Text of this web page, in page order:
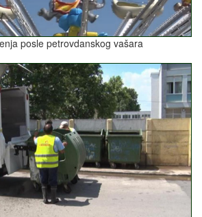
posle petrovdanskog vašara